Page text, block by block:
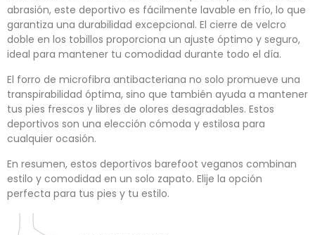
abrasión, este deportivo es fácilmente lavable en frío, lo que
garantiza una durabilidad excepcional. El cierre de velcro
doble en los tobillos proporciona un ajuste óptimo y seguro,
ideal para mantener tu comodidad durante todo el día.
El forro de microfibra antibacteriana no solo promueve una
transpirabilidad óptima, sino que también ayuda a mantener
tus pies frescos y libres de olores desagradables. Estos
deportivos son una elección cómoda y estilosa para
cualquier ocasión.
En resumen, estos deportivos barefoot veganos combinan
estilo y comodidad en un solo zapato. Elije la opción
perfecta para tus pies y tu estilo.